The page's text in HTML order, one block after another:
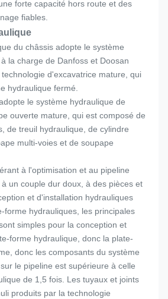
forte capacité hors route et des
fiables.
du châssis adopte le système
la charge de Danfoss et Doosan
d'excavatrice mature, qui
hydraulique fermé.
le système hydraulique de
ouverte mature, qui est composé de
de treuil hydraulique, de cylindre
multi-voies et de soupape
à l'optimisation et au pipeline
un couple dur doux, à des pièces et
et d'installation hydrauliques
forme hydrauliques, les principales
simples pour la conception et
forme hydraulique, donc la plate-
donc les composants du système
le pipeline est supérieure à celle
de 1,5 fois. Les tuyaux et joints
produits par la technologie